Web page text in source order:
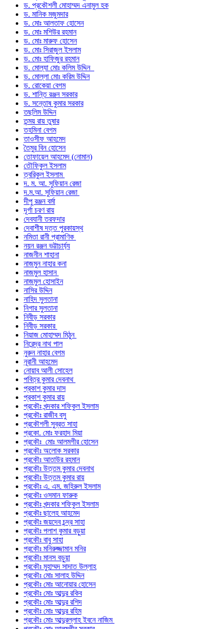
ড. প্রকৌশলী মোহাম্মদ এনামুল হক
ড. মানিক মজুমদার
ড. মোঃ আলতাফ হোসেন
ড. মোঃ মশিউর রহমান
ড. মোঃ মারুফ হোসেন
ড. মোঃ সিরাজুল ইসলাম
ড. মোঃ হাফিজুর রহমান
ড. মোল্যা মোঃ কলিম উদ্দিন
ড. মোল্লা মোঃ করিম উদ্দিন
ড. রোকেয়া বেগম
ড. শান্তি রঞ্জন সরকার
ড. সন্তোষ কুমার সরকার
তছলিম উদ্দিন
তন্ময় রায় তুষার
তহমিনা বেগম
তাওসীফ আহমেদ
তৈমুর বিন হোসেন
তোফায়েল আহমেদ (নোমান)
তৌফিকুল ইসলাম
ত্বরিকুল ইসলাম
দ. ম. আ. সুফিয়ান রেজা
দ.ম.আ. সুফিয়ান রেজা
দীপু রঞ্জন বর্মা
দূর্গা চরণ রায়
দেবযানী তরফদার
দেবাশীষ দত্ত পুরকায়স্থ
নমিতা রানী প্রামাণিক
নয়ন রঞ্জন ভট্টাচার্য্য
নাজনীন শাহানা
নাজমুন নাহার কনা
নাজমুল হাসান
নাজমুল হোসাইন
নাসির উদ্দিন
নাহিদ সুলতানা
নিগার সুলতানা
নিবীড় সরকার
নিবীড় সরকার
নিয়াজ মোহাম্মদ মিঠুন
নিরেন্দ্র নাথ পাল
নুরুন নাহার বেগম
নূরানী আহমেদ
নোয়াব আলী সোহেল
পবিত্র কুমার দেবনাথ
প্রকাশ কুমার দাস
প্রকাশ কুমার রায়
প্রকৌঃ খন্দকার শফিকুল ইসলাম
প্রকৌঃ রাজীব বসু
প্রকৌশলী সুব্রত সাহা
প্রকো. মোঃ ফরহাদ মিয়া
প্রকৌঃ মোঃ আলমগীর হোসেন
প্রকৌঃ অলোক সরকার
প্রকৌঃ আতাউর রহমান
প্রকৌঃ উত্তম কুমার দেবনাথ
প্রকৌঃ উত্তম কুমার রায়
প্রকৌঃ এ. এম. জহিরুল ইসলাম
প্রকৌঃ ওসমান ফারুক
প্রকৌঃ খন্দকার শফিকুল ইসলাম
প্রকৌঃ ছালেহ আহমেদ
প্রকৌঃ জয়দেব চন্দ্র সাহা
প্রকৌঃ পলাশ কুমার বড়ুয়া
প্রকৌঃ বাবু সাহা
প্রকৌঃ মনিরুজ্জামান মনির
প্রকৌঃ মানস বড়ুয়া
প্রকৌঃ মুহাম্মদ সাদাত উল্লাহ
প্রকৌঃ মোঃ সালাহ উদ্দিন
প্রকৌঃ মোঃ আনোয়ার হোসেন
প্রকৌঃ মোঃ আব্দুর রকিব
প্রকৌঃ মোঃ আব্দুর রশিদ
প্রকৌঃ মোঃ আব্দুর রহিম
প্রকৌঃ মোঃ আব্দুরল্লাহ ইবনে নাজিম